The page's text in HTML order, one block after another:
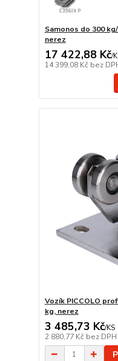
Samonos do 300
nerez
17 422,88 Kč/
14 399,08 Kč bez
Vozík PICCOLO
kg, nerez
3 485,73 Kč/KS
2 880,77 Kč bez DPH